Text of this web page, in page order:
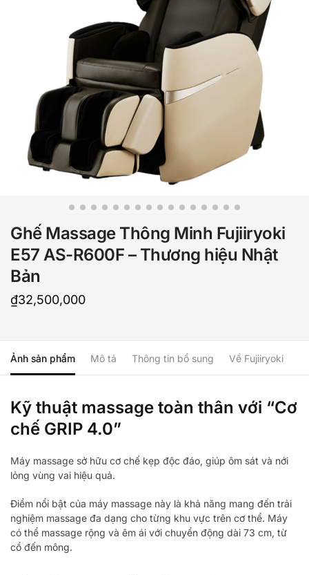
Ghế Massage Thông Minh Fujiiryoki
E57 AS-R600F – Thương hiệu Nhật
Bản
₫32,500,000
Ảnh sản phẩm Mô tả Thông tin bổ sung Về Fujiiryoki
Kỹ thuật massage toàn thân với “Cơ
chế GRIP 4.0”
Máy massage sở hữu cơ chế kẹp độc đáo, giúp ôm sát và nới
lỏng vùng vai hiệu quả.
Điểm nổi bật của máy massage này là khả năng mang đến trải
nghiệm massage đa dạng cho từng khu vực trên cơ thể. Máy
có thể massage rộng và êm ái với chuyển động dài 73 cm, từ
cổ đến mông.